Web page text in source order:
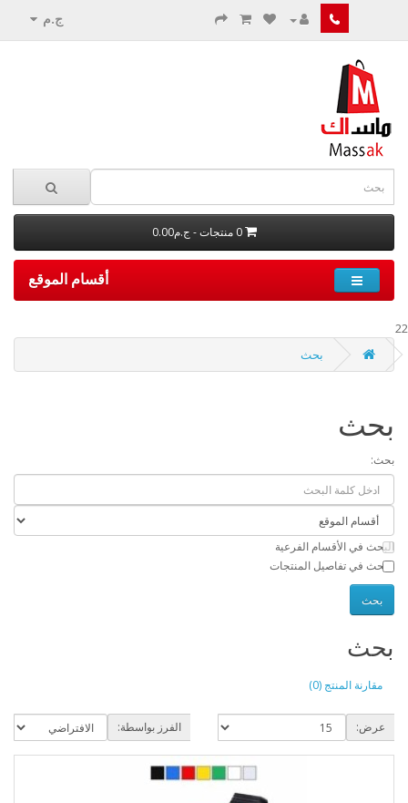
ج.م
0 منتجات - ج.م0.00
أقسام الموقع
22
بحث
بحث
بحث:
البحث في الأقسام الفرعية
البحث في تفاصيل المنتجات
بحث
مقارنة المنتج (0)
الفرز بواسطة: عرض: